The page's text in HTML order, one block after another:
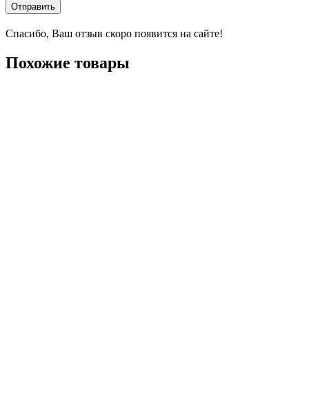
Отправить
Спасибо, Ваш отзыв скоро появится на сайте!
Похожие товары